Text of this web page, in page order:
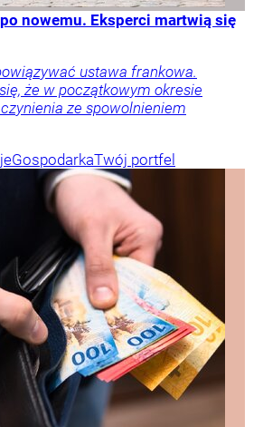
nowemu. Eksperci martwią się
ustawa frankowa.
że w początkowym okresie
ze spowolnieniem
GospodarkaTwój portfel